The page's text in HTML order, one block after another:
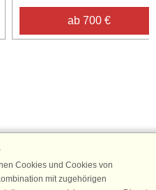
ab 700 €
Fans an
von 25 €für Ihren nächsten
für den DanCenter Newsletter
Cookies und Cookies von
mit zugehörigen